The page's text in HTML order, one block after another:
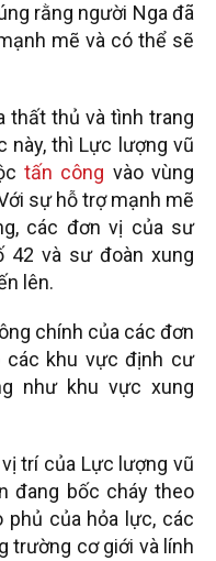
rằng người Nga đã
mẽ và có thể sẽ
thất thủ và tình trang
này, thì Lực lượng vũ
tấn công vào vùng
sự hỗ trợ mạnh mẽ
các đơn vị của sư
42 và sư đoàn xung
lên.
chính của các đơn
các khu vực định cư
như khu vực xung
trí của Lực lượng vũ
đang bốc cháy theo
phủ của hỏa lực, các
trường cơ giới và lính